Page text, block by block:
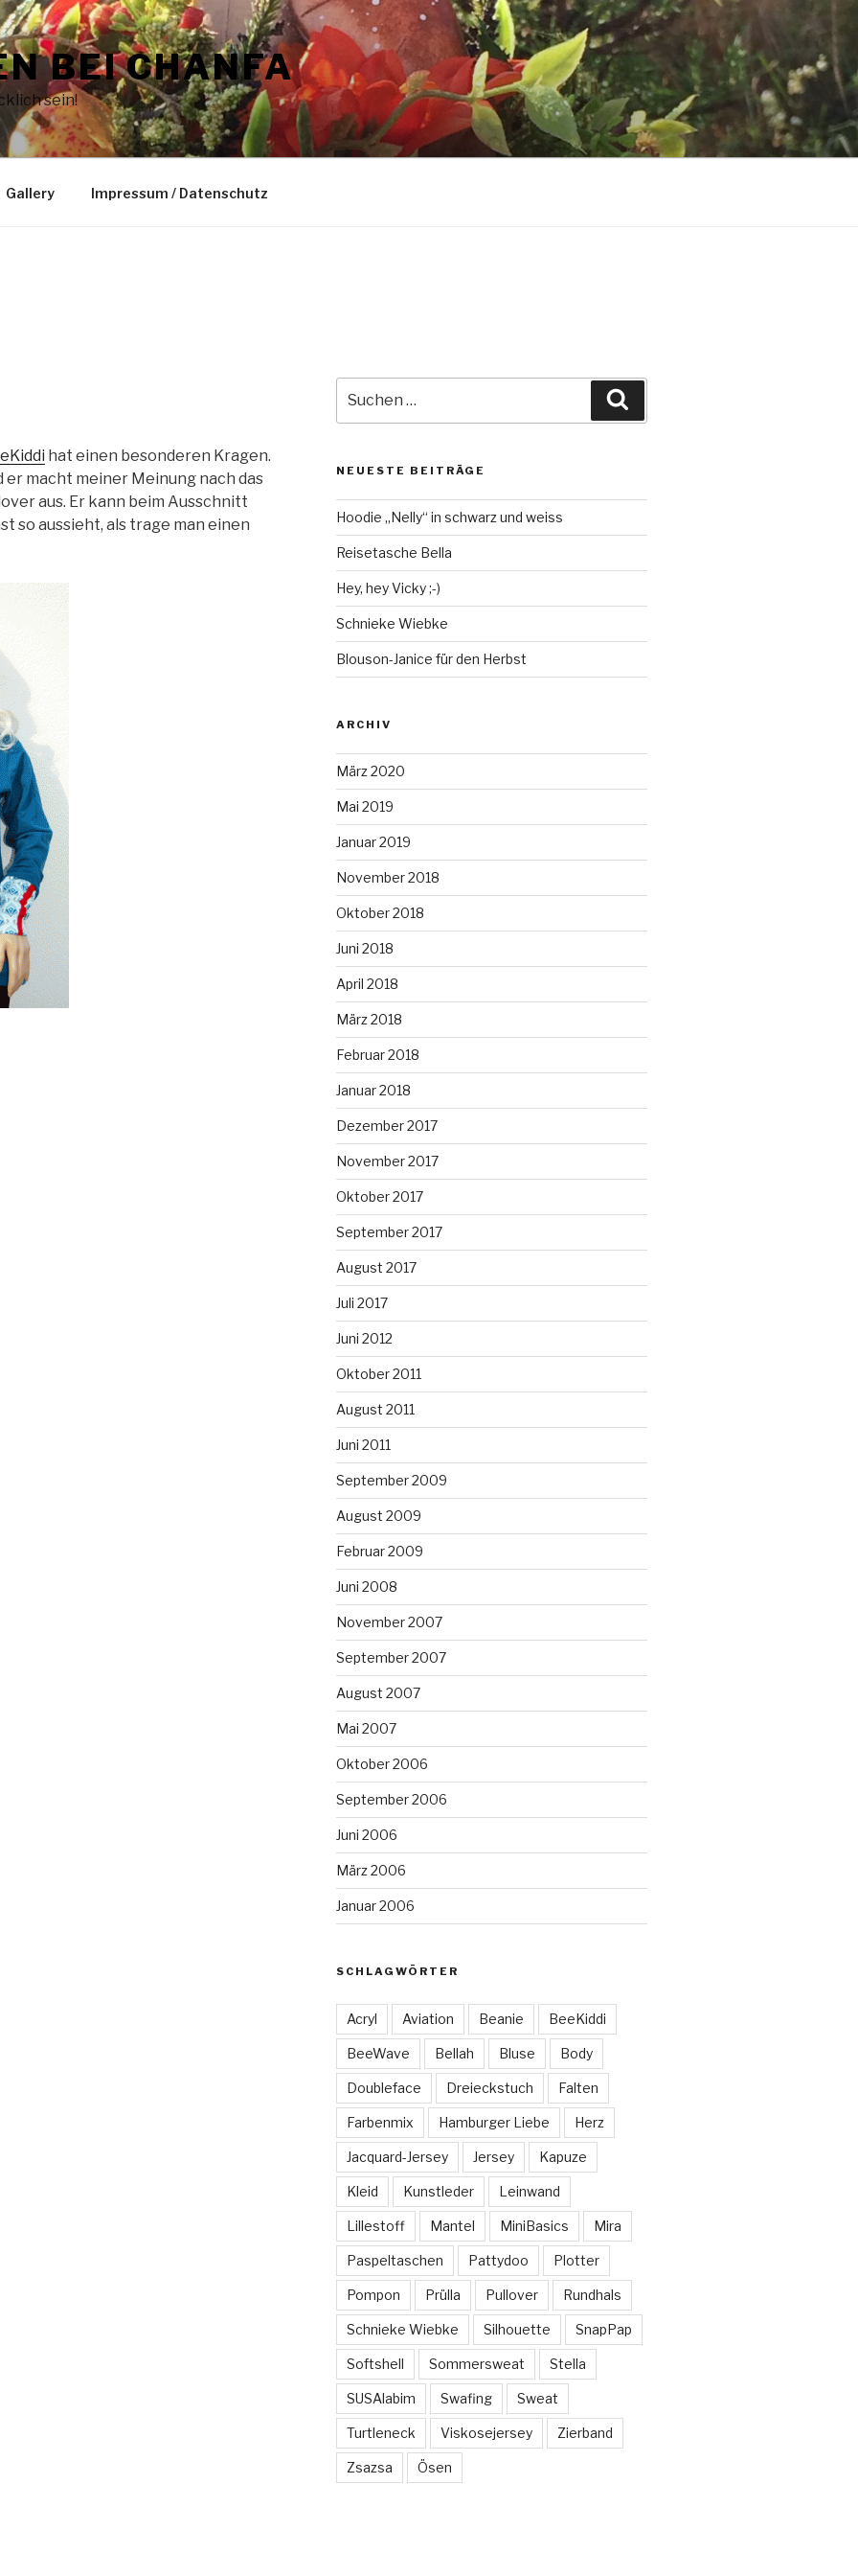
BEI CHANFA
sein!
Gallery Impressum / Datenschutz
hat einen besonderen Kragen.
er macht meiner Meinung nach das
aus. Er kann beim Ausschnitt
so aussieht, als trage man einen
nach:
NEUESTE BEITRÄGE
Hoodie „Nelly“ in schwarz und weiss
Reisetasche Bella
Hey, hey Vicky ;-)
Schnieke Wiebke
Blouson-Janice für den Herbst
ARCHIV
März 2020
Mai 2019
Januar 2019
November 2018
Oktober 2018
Juni 2018
April 2018
März 2018
Februar 2018
Januar 2018
Dezember 2017
November 2017
Oktober 2017
September 2017
August 2017
Juli 2017
Juni 2012
Oktober 2011
August 2011
Juni 2011
September 2009
August 2009
Februar 2009
Juni 2008
November 2007
September 2007
August 2007
Mai 2007
Oktober 2006
September 2006
Juni 2006
März 2006
Januar 2006
SCHLAGWÖRTER
Acryl Aviation Beanie BeeKiddi
BeeWave Bellah Bluse Body
Doubleface Dreieckstuch Falten
Farbenmix Hamburger Liebe Herz
Jacquard-Jersey Jersey Kapuze
Kleid Kunstleder Leinwand
Lillestoff Mantel MiniBasics Mira
Paspeltaschen Pattydoo Plotter
Pompon Prülla Pullover Rundhals
Schnieke Wiebke Silhouette SnapPap
Softshell Sommersweat Stella
SUSAlabim Swafing Sweat
Turtleneck Viskosejersey Zierband
Zsazsa Ösen